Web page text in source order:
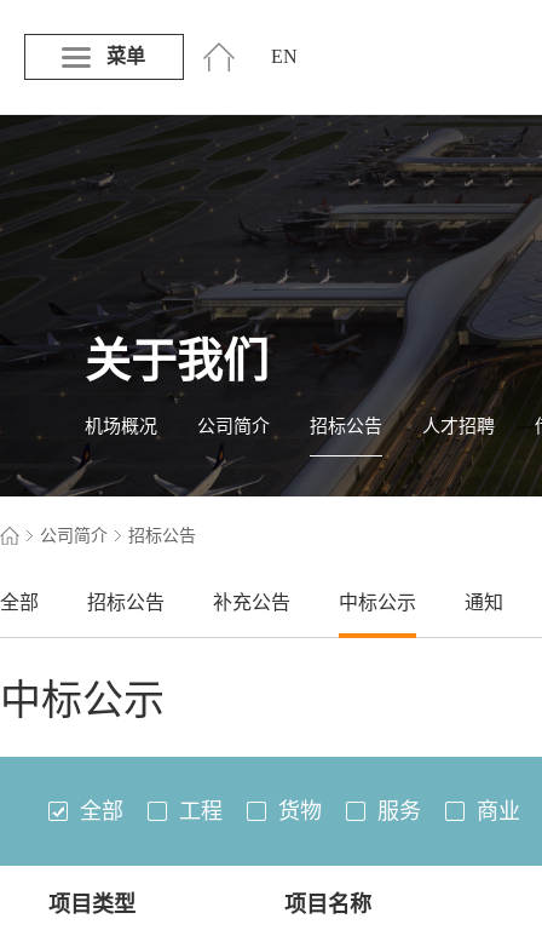
菜单 EN
关于我们
机场概况 公司简介 招标公告 人才招聘
公司简介 招标公告
全部 招标公告 补充公告 中标公示 通知
中标公示
全部 工程 货物 服务 商业
项目类型 项目名称